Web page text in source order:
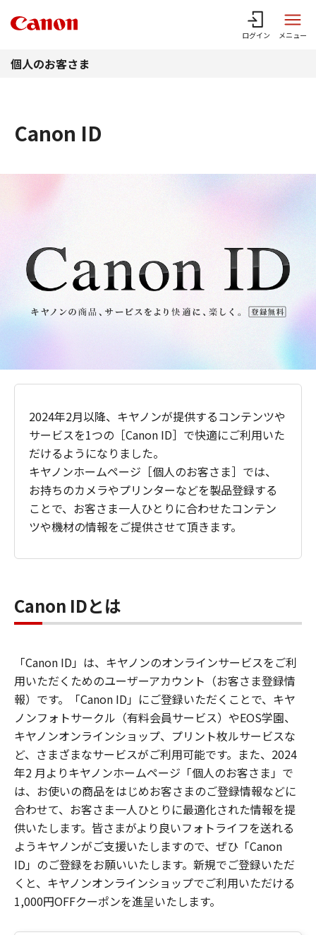
ログイン メニュー
個人のお客さま
Canon ID
2024年2月以降、キヤノンが提供するコンテンツや
サービスを1つの［Canon ID］で快適にご利用いた
だけるようになりました。
キヤノンホームページ［個人のお客さま］では、
お持ちのカメラやプリンターなどを製品登録する
ことで、お客さま一人ひとりに合わせたコンテン
ツや機材の情報をご提供させて頂きます。
Canon IDとは
「Canon ID」は、キヤノンのオンラインサービスをご利
用いただくためのユーザーアカウント（お客さま登録情
報）です。「Canon ID」にご登録いただくことで、キヤ
ノンフォトサークル（有料会員サービス）やEOS学園、
キヤノンオンラインショップ、プリント枚ルサービスな
ど、さまざまなサービスがご利用可能です。また、2024
年2 月よりキヤノンホームページ「個人のお客さま」で
は、お使いの商品をはじめお客さまのご登録情報などに
合わせて、お客さま一人ひとりに最適化された情報を提
供いたします。皆さまがより良いフォトライフを送れる
ようキヤノンがご支援いたしますので、ぜひ「Canon
ID」のご登録をお願いいたします。新規でご登録いただ
くと、キヤノンオンラインショップでご利用いただける
1,000円OFFクーポンを進呈いたします。